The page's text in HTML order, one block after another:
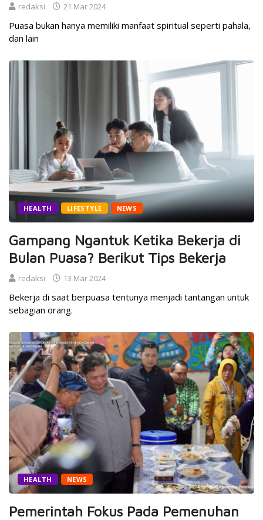
redaksi 21 Mar 2024
Puasa bukan hanya memiliki manfaat spiritual seperti pahala,
dan lain
HEALTH LIFESTYLE NEWS
Gampang Ngantuk Ketika Bekerja di
Bulan Puasa? Berikut Tips Bekerja
redaksi 13 Mar 2024
Bekerja di saat berpuasa tentunya menjadi tantangan untuk
sebagian orang.
HEALTH NEWS
Pemerintah Fokus Pada Pemenuhan